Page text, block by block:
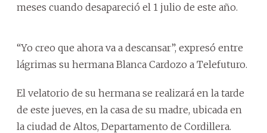
meses cuando desapareció el 1 julio de este año.
“Yo creo que ahora va a descansar”, expresó entre
lágrimas su hermana Blanca Cardozo a Telefuturo.
El velatorio de su hermana se realizará en la tarde
de este jueves, en la casa de su madre, ubicada en
la ciudad de Altos, Departamento de Cordillera.